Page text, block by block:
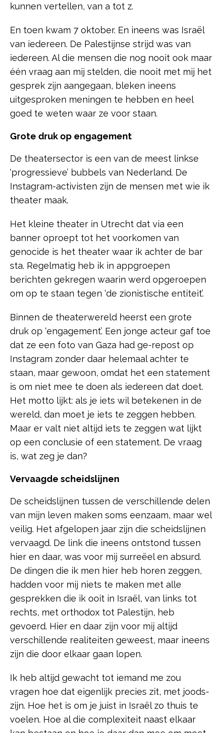
kunnen vertellen, van a tot z.
En toen kwam 7 oktober. En ineens was Israël
van iedereen. De Palestijnse strijd was van
iedereen. Al die mensen die nog nooit ook maar
één vraag aan mij stelden, die nooit met mij het
gesprek zijn aangegaan, bleken ineens
uitgesproken meningen te hebben en heel
goed te weten waar ze voor staan.
Grote druk op engagement
De theatersector is een van de meest linkse
‘progressieve’ bubbels van Nederland. De
Instagram-activisten zijn de mensen met wie ik
theater maak.
Het kleine theater in Utrecht dat via een
banner oproept tot het voorkomen van
genocide is het theater waar ik achter de bar
sta. Regelmatig heb ik in appgroepen
berichten gekregen waarin werd opgeroepen
om op te staan tegen ‘de zionistische entiteit’.
Binnen de theaterwereld heerst een grote
druk op ‘engagement’. Een jonge acteur gaf toe
dat ze een foto van Gaza had ge-repost op
Instagram zonder daar helemaal achter te
staan, maar gewoon, omdat het een statement
is om niet mee te doen als iedereen dat doet.
Het motto lijkt: als je iets wil betekenen in de
wereld, dan moet je iets te zeggen hebben.
Maar er valt niet altijd iets te zeggen wat lijkt
op een conclusie of een statement. De vraag
is, wat zeg je dan?
Vervaagde scheidslijnen
De scheidslijnen tussen de verschillende delen
van mijn leven maken soms eenzaam, maar wel
veilig. Het afgelopen jaar zijn die scheidslijnen
vervaagd. De link die ineens ontstond tussen
hier en daar, was voor mij surreëel en absurd.
De dingen die ik men hier heb horen zeggen,
hadden voor mij niets te maken met alle
gesprekken die ik ooit in Israël, van links tot
rechts, met orthodox tot Palestijn, heb
gevoerd. Hier en daar zijn voor mij altijd
verschillende realiteiten geweest, maar ineens
zijn die door elkaar gaan lopen.
Ik heb altijd gewacht tot iemand me zou
vragen hoe dat eigenlijk precies zit, met joods-
zijn. Hoe het is om je juist in Israël zo thuis te
voelen. Hoe al die complexiteit naast elkaar